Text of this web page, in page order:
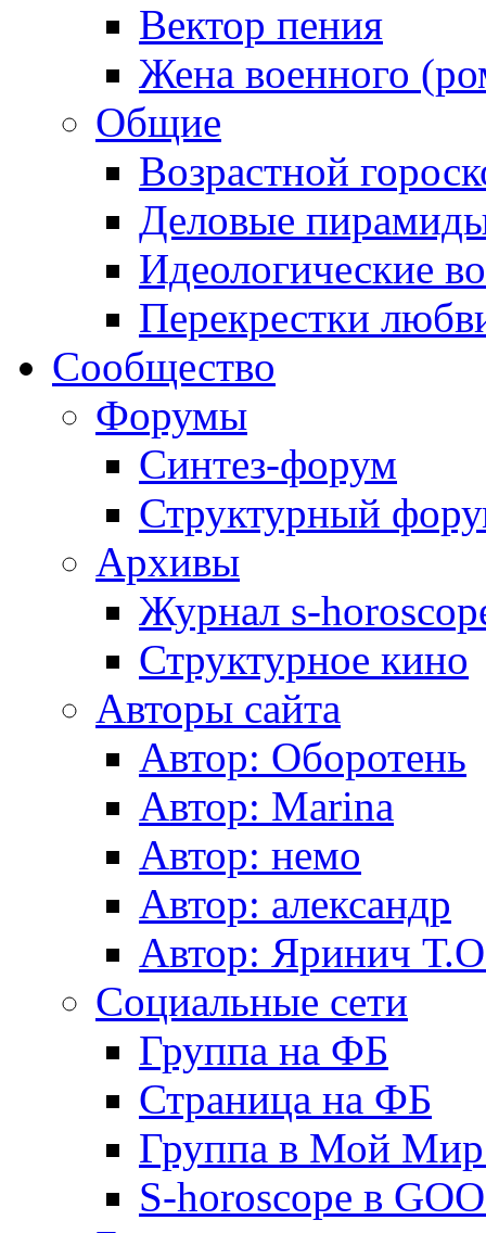
Вектор пения
Жена военного
Общие
Возрастной
Деловые
Идеологические
Перекрестки
Сообщество
Форумы
Синтез-форум
Структурный
Архивы
Журнал s-
Структурное кино
Авторы сайта
Автор: Оборотень
Автор: Marina
Автор: немo
Автор: александр
Автор: Яринич
Социальные сети
Группа на ФБ
Страница на ФБ
Группа в Мой
S-horoscope в